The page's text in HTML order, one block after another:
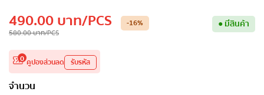
490.00บาท/PCS
580.00บาท/PCS
-16% ●มีสินค้า
0 คูปองส่วนลด รับรหัส
จำนวน